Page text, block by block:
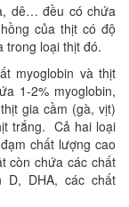
dê… đều có chứa
của thịt có độ
trong loại thịt đó.
myoglobin và thịt
1-2% myoglobin,
gia cầm (gà, vịt)
trắng. Cả hai loại
chất lượng cao
còn chứa các chất
D, DHA, các chất